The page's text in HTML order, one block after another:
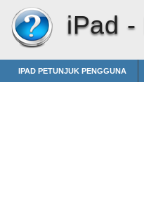
iPad -
IPAD PETUNJUK PENGGUNA